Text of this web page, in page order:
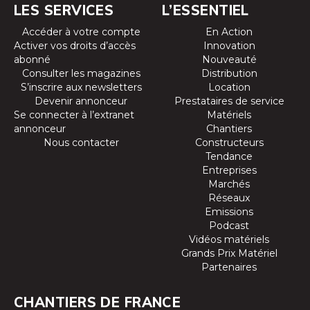
LES SERVICES
Accéder à votre compte
Activer vos droits d’accès
abonné
Consulter les magazines
S’inscrire aux newsletters
Devenir annonceur
Se connecter à l’extranet
annonceur
Nous contacter
L’ESSENTIEL
En Action
Innovation
Nouveauté
Distribution
Location
Prestataires de service
Matériels
Chantiers
Constructeurs
Tendance
Entreprises
Marchés
Réseaux
Emissions
Podcast
Vidéos matériels
Grands Prix Matériel
Partenaires
CHANTIERS DE FRANCE